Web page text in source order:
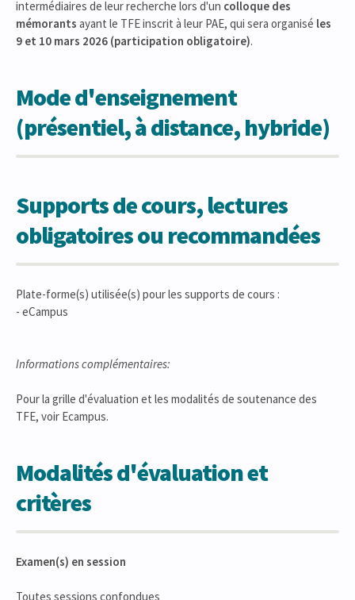
intermédiaires de leur recherche lors d'un colloque des
mémorants ayant le TFE inscrit à leur PAE, qui sera organisé les
9 et 10 mars 2026 (participation obligatoire).
Mode d'enseignement
(présentiel, à distance, hybride)
Supports de cours, lectures
obligatoires ou recommandées
Plate-forme(s) utilisée(s) pour les supports de cours :
- eCampus
Informations complémentaires:
Pour la grille d'évaluation et les modalités de soutenance des
TFE, voir Ecampus.
Modalités d'évaluation et
critères
Examen(s) en session
Toutes sessions confondues